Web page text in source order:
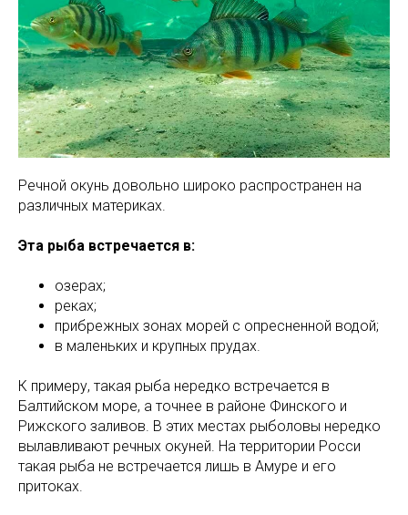
Речной окунь довольно широко распространен на
различных материках.
Эта рыба встречается в:
озерах;
реках;
прибрежных зонах морей с опресненной водой;
в маленьких и крупных прудах.
К примеру, такая рыба нередко встречается в
Балтийском море, а точнее в районе Финского и
Рижского заливов. В этих местах рыболовы нередко
вылавливают речных окуней. На территории Росси
такая рыба не встречается лишь в Амуре и его
притоках.